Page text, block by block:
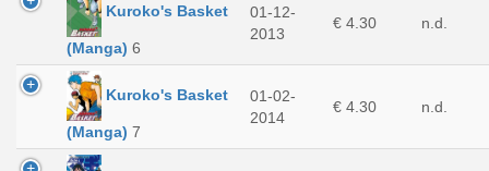
Kuroko's Basket
(Manga) 6
01-12-
2013
€ 4.30 n.d.
Kuroko's Basket
(Manga) 7
01-02-
2014
€ 4.30 n.d.